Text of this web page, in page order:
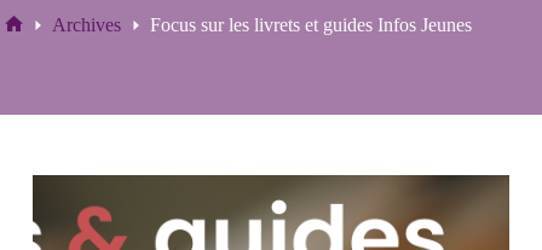
Archives Focus sur les livrets et guides Infos Jeunes